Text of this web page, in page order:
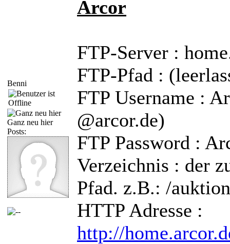
Benni
Ganz neu hier
Posts:
Arcor
FTP-Server :
FTP-Pfad :
FTP Username :
@arcor.de)
FTP Password :
Verzeichnis : der
Pfad. z.B.: /
HTTP Adresse :
http://